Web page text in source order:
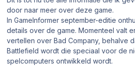
door naar meer over deze game.
In GameInformer september-editie
details over de game. Momenteel valt
vertellen over Bad Company, behalve
Battlefield wordt die speciaal voor de
spelcomputers ontwikkeld wordt.